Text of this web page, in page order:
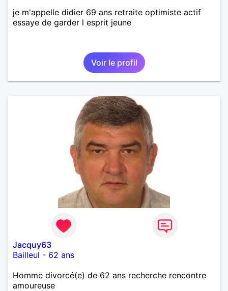
je m'appelle didier 69 ans retraite optimiste actif
essaye de garder l esprit jeune
Voir le profil
Jacquy63
Bailleul - 62 ans
Homme divorcé(e) de 62 ans recherche rencontre
amoureuse